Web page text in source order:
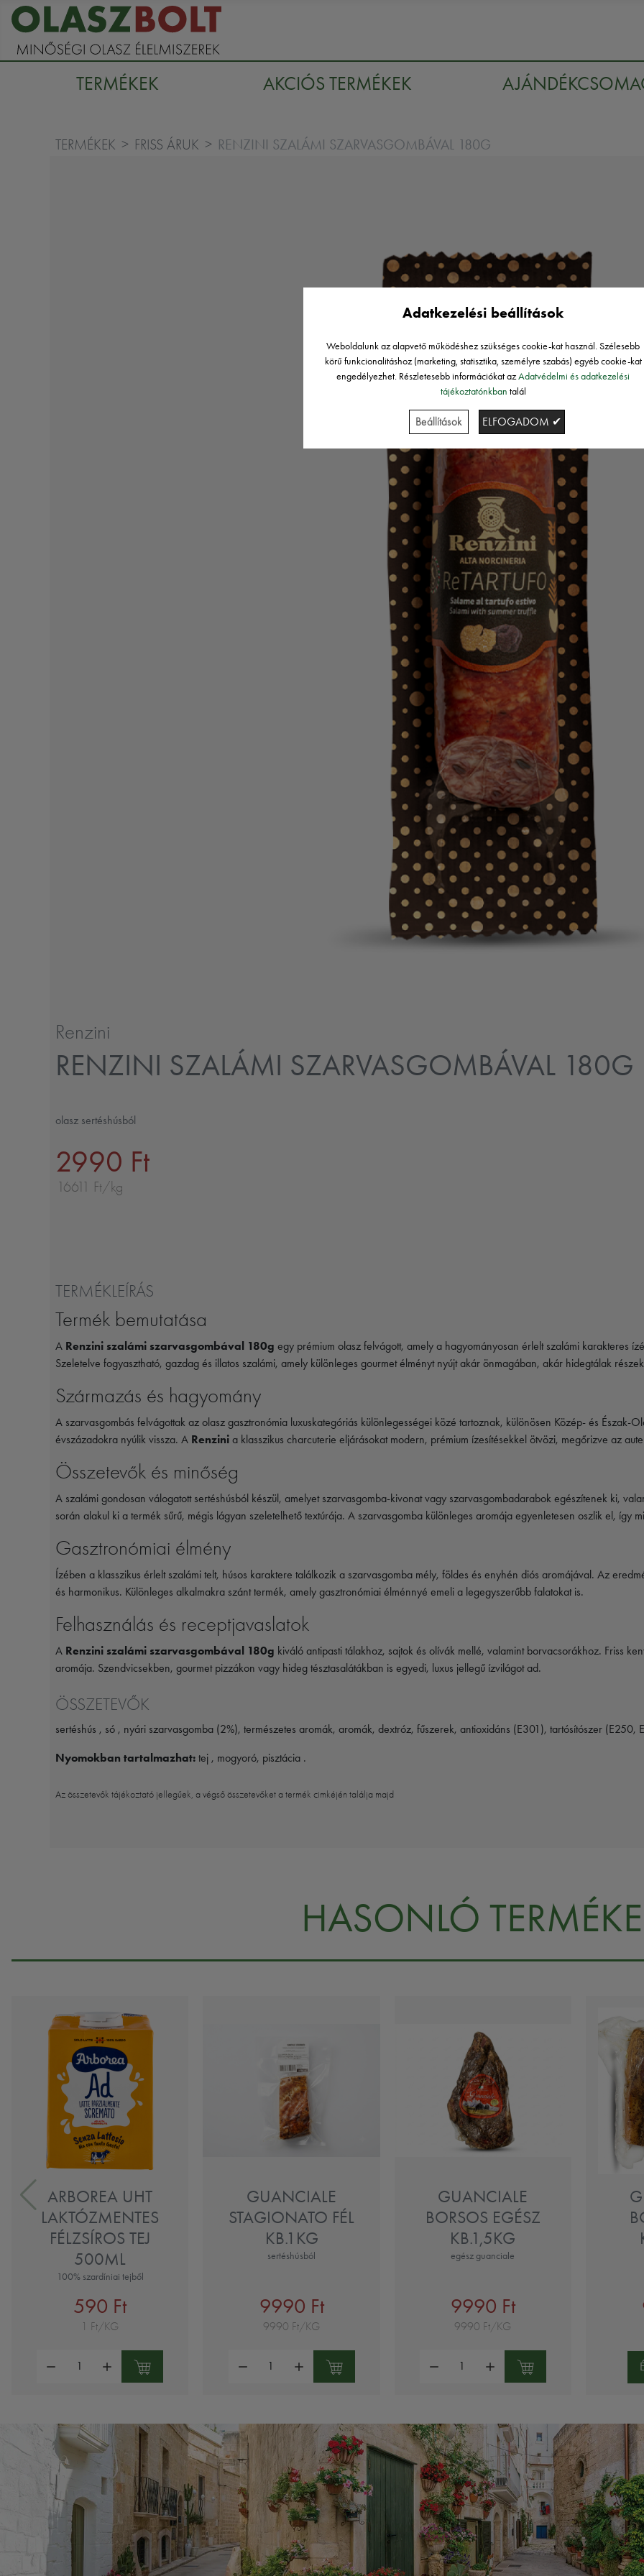
TERMÉKEK AKCIÓS TERMÉKEK
TERMÉKEK FRISS ÁRUK RENZINI SZALÁMI SZARVASGOMBÁVAL 180G
Renzini
RENZINI SZALÁMI SZARVASGOMBÁVAL 180G
olasz sertéshúsból
2990 Ft
16611 Ft/kg
TERMÉKLEÍRÁS
Termék bemutatása
A Renzini szalámi szarvasgombával 180g egy prémium olasz felvágott, amely a hagyományosan érlelt szalámi karakteres
Szeletelve fogyasztható, gazdag és illatos szalámi, amely különleges gourmet élményt nyújt akár önmagában, akár hidegtálak
Származás és hagyomány
A szarvasgombás felvágottak az olasz gasztronómia luxuskategóriás különlegességei közé tartoznak, különösen Közép- és Észak-
évszázadokra nyúlik vissza. A Renzini a klasszikus charcuterie eljárásokat modern, prémium ízesítésekkel ötvözi, megőrizve az
Összetevők és minőség
A szalámi gondosan válogatott sertéshúsból készül, amelyet szarvasgomba-kivonat vagy szarvasgombadarabok egészítenek ki,
során alakul ki a termék sűrű, mégis lágyan szeletelhető textúrája. A szarvasgomba különleges aromája egyenletesen oszlik el, így
Gasztronómiai élmény
Ízében a klasszikus érlelt szalámi telt, húsos karaktere találkozik a szarvasgomba mély, földes és enyhén diós aromájával. Az
és harmonikus. Különleges alkalmakra szánt termék, amely gasztronómiai élménnyé emeli a legegyszerűbb falatokat is.
Felhasználás és receptjavaslatok
A Renzini szalámi szarvasgombával 180g kiváló antipasti tálakhoz, sajtok és olívák mellé, valamint borvacsorákhoz. Friss
aromája. Szendvicsekben, gourmet pizzákon vagy hideg tésztasalátákban is egyedi, luxus jellegű ízvilágot ad.
ÖSSZETEVŐK
sertéshús , só , nyári szarvasgomba (2%), természetes aromák, aromák, dextróz, fűszerek, antioxidáns (E301), tartósítószer (E250,
Nyomokban tartalmazhat: tej , mogyoró, pisztácia .
Az összetevők tájékoztató jellegűek, a végső összetevőket a termék cimkéjén találja majd
HASONLÓ
ARBOREA UHT
LAKTÓZMENTES
FÉLZSÍROS TEJ
500ML
100% szardíniai tejből
590 Ft
1 Ft/KG
GUANCIALE
STAGIONATO FÉL
KB.1KG
sertéshúsból
9990 Ft
9990 Ft/KG
GUANCIALE
BORSOS EGÉSZ
KB.1,5KG
egész guanciale
9990 Ft
9990 Ft/KG
Adatkezelési beállítások
Weboldalunk az alapvető működéshez szükséges cookie-kat használ. Szélesebb
körű funkcionalitáshoz (marketing, statisztika, személyre szabás) egyéb cookie-kat
engedélyezhet. Részletesebb információkat azAdatvédelmi és adatkezelési
tájékoztatónkban talál
Beállítások ELFOGADOM ✔